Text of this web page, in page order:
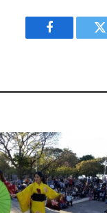
Facebook